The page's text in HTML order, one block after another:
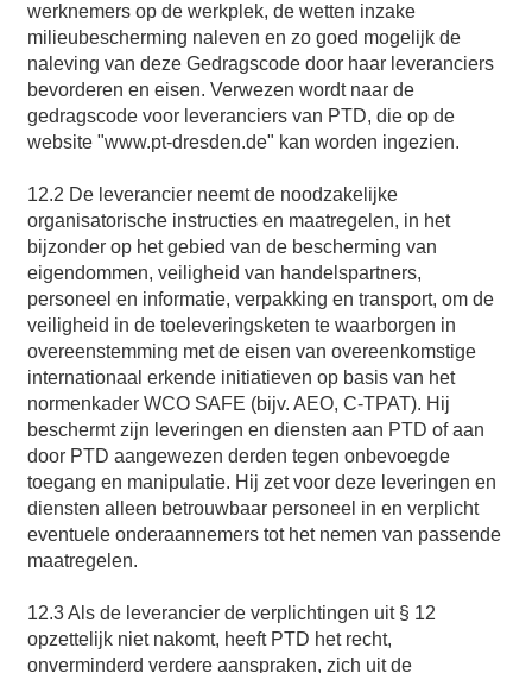
werknemers op de werkplek, de wetten inzake
milieubescherming naleven en zo goed mogelijk de
naleving van deze Gedragscode door haar leveranciers
bevorderen en eisen. Verwezen wordt naar de
gedragscode voor leveranciers van PTD, die op de
website "www.pt-dresden.de" kan worden ingezien.
12.2 De leverancier neemt de noodzakelijke
organisatorische instructies en maatregelen, in het
bijzonder op het gebied van de bescherming van
eigendommen, veiligheid van handelspartners,
personeel en informatie, verpakking en transport, om de
veiligheid in de toeleveringsketen te waarborgen in
overeenstemming met de eisen van overeenkomstige
internationaal erkende initiatieven op basis van het
normenkader WCO SAFE (bijv. AEO, C-TPAT). Hij
beschermt zijn leveringen en diensten aan PTD of aan
door PTD aangewezen derden tegen onbevoegde
toegang en manipulatie. Hij zet voor deze leveringen en
diensten alleen betrouwbaar personeel in en verplicht
eventuele onderaannemers tot het nemen van passende
maatregelen.
12.3 Als de leverancier de verplichtingen uit § 12
opzettelijk niet nakomt, heeft PTD het recht,
onverminderd verdere aanspraken, zich uit de